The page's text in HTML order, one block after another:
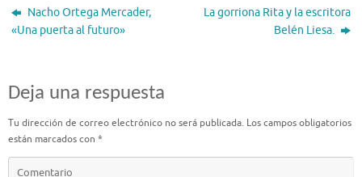
Nacho Ortega Mercader,
«Una puerta al futuro»
La gorriona Rita y la escritora
Belén Liesa.
Deja una respuesta
Tu dirección de correo electrónico no será publicada. Los campos obligatorios
están marcados con *